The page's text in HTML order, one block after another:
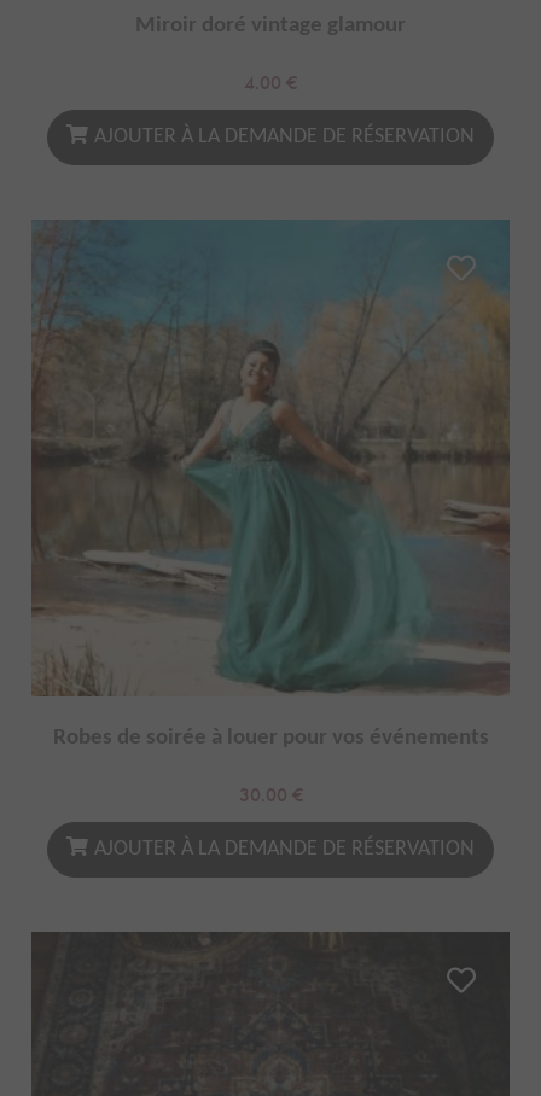
Miroir doré vintage glamour
4.00 €
AJOUTER À LA DEMANDE DE RÉSERVATION
Robes de soirée à louer pour vos événements
30.00 €
AJOUTER À LA DEMANDE DE RÉSERVATION